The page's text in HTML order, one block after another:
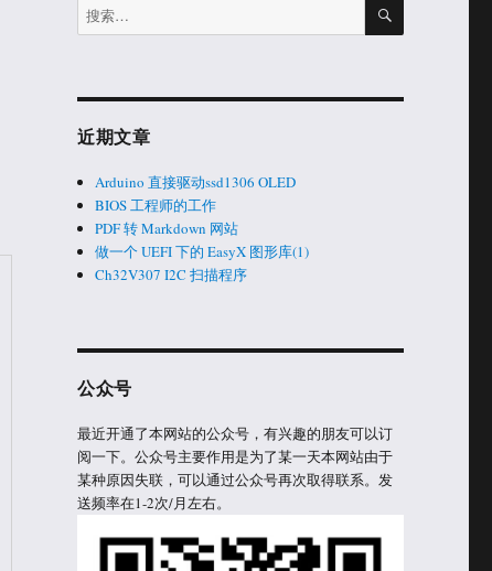
搜
索：
近期文章
Arduino 直接驱动ssd1306 OLED
BIOS 工程师的工作
PDF 转 Markdown 网站
做一个 UEFI 下的 EasyX 图形库(1)
Ch32V307 I2C 扫描程序
公众号
最近开通了本网站的公众号，有兴趣的朋友可以订
阅一下。公众号主要作用是为了某一天本网站由于
某种原因失联，可以通过公众号再次取得联系。发
送频率在1-2次/月左右。